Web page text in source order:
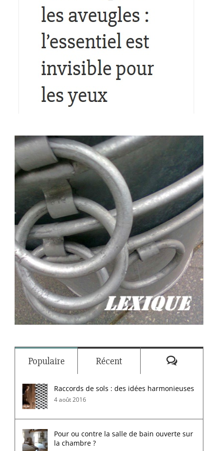
Populaire Récent
Raccords de sols : des idées harmonieuses
4 août 2016
Pour ou contre la salle de bain ouverte sur
la chambre ?